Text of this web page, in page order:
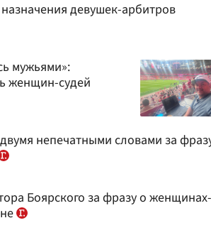
девушек-арбитров
мужьями»:
женщин-судей
непечатными словами за
Боярского за фразу о женщинах-